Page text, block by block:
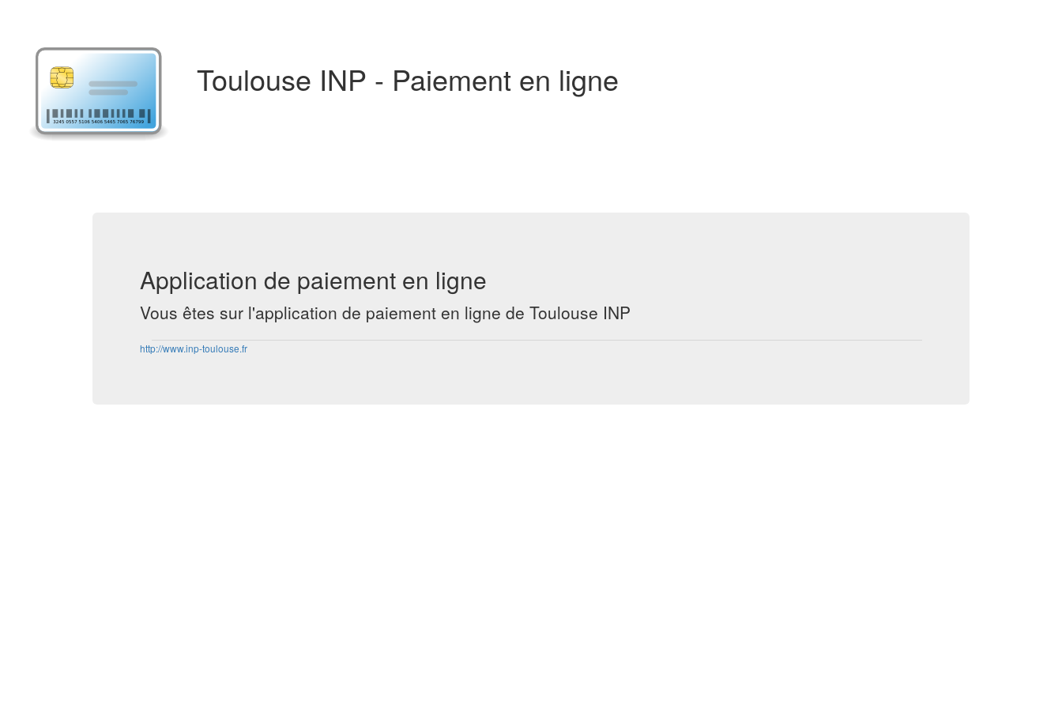
Toulouse INP - Paiement en ligne
Application de paiement en ligne
Vous êtes sur l'application de paiement en ligne de Toulouse INP
http://www.inp-toulouse.fr